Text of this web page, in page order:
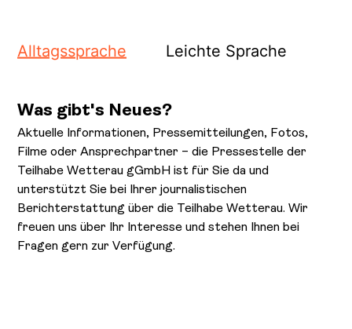
Alltagssprache Leichte Sprache
Was gibt's Neues?
Aktuelle Informationen, Pressemitteilungen, Fotos,
Filme oder Ansprechpartner – die Pressestelle der
Teilhabe Wetterau gGmbH ist für Sie da und
unterstützt Sie bei Ihrer journalistischen
Berichterstattung über die Teilhabe Wetterau. Wir
freuen uns über Ihr Interesse und stehen Ihnen bei
Fragen gern zur Verfügung.